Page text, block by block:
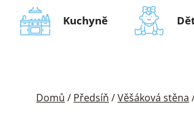
Kuchyně
Domů / Předsíň /Věšáková stěna